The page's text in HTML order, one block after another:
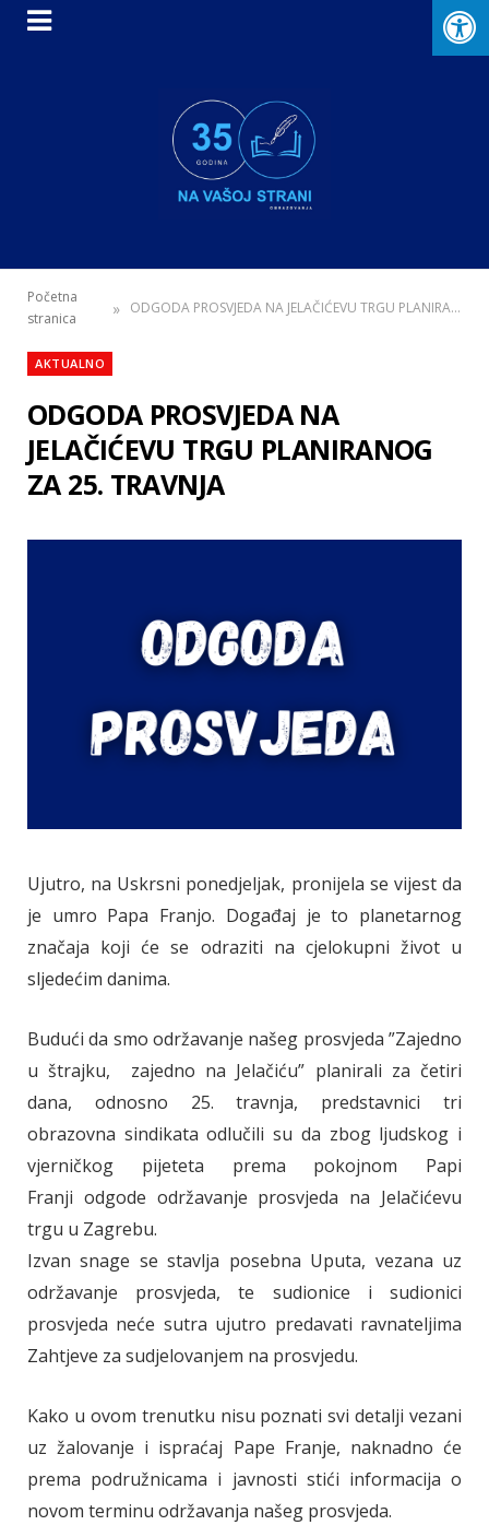
Početna
stranica
» ODGODA PROSVJEDA NA JELAČIĆEVU TRGU PLANIRANOG ZA 25. TRAVNJA
AKTUALNO
ODGODA PROSVJEDA NA
JELAČIĆEVU TRGU PLANIRANOG
ZA 25. TRAVNJA
Ujutro, na Uskrsni ponedjeljak, pronijela se vijest da
je umro Papa Franjo. Događaj je to planetarnog
značaja koji će se odraziti na cjelokupni život u
sljedećim danima.
Budući da smo održavanje našeg prosvjeda ”Zajedno
u štrajku, zajedno na Jelačiću” planirali za četiri
dana, odnosno 25. travnja, predstavnici tri
obrazovna sindikata odlučili su da zbog ljudskog i
vjerničkog pijeteta prema pokojnom Papi
Franji odgode održavanje prosvjeda na Jelačićevu
trgu u Zagrebu.
Izvan snage se stavlja posebna Uputa, vezana uz
održavanje prosvjeda, te sudionice i sudionici
prosvjeda neće sutra ujutro predavati ravnateljima
Zahtjeve za sudjelovanjem na prosvjedu.
Kako u ovom trenutku nisu poznati svi detalji vezani
uz žalovanje i ispraćaj Pape Franje, naknadno će
prema podružnicama i javnosti stići informacija o
novom terminu održavanja našeg prosvjeda.